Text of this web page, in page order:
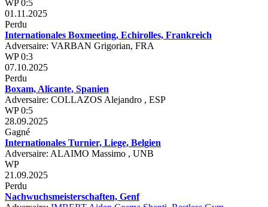
WP 0:5
01.11.2025
Perdu
Internationales Boxmeeting, Echirolles, Frankreich
Adversaire: VARBAN Grigorian, FRA
WP 0:3
07.10.2025
Perdu
Boxam, Alicante, Spanien
Adversaire: COLLAZOS Alejandro , ESP
WP 0:5
28.09.2025
Gagné
Internationales Turnier, Liege, Belgien
Adversaire: ALAIMO Massimo , UNB
WP
21.09.2025
Perdu
Nachwuchsmeisterschaften, Genf